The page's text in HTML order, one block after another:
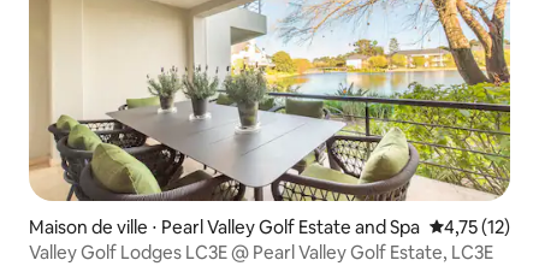
Maison de ville ⋅ Pearl Valley Golf Estate and Spa Évaluation
4,75 (12)
Valley Golf Lodges LC3E @ Pearl Valley Golf Estate, LC3E